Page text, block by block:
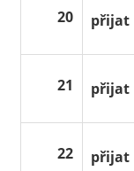
20 přijat
21 přijat
22 přijat